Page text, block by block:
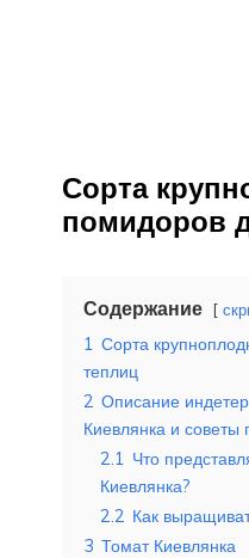
Сорта
помидоров
Содержание
1 Сорта
теплиц
2 Описание
Киевлянка и
2.1 Что
Киевлянка?
2.2 Как
3 Томат Киевлянка